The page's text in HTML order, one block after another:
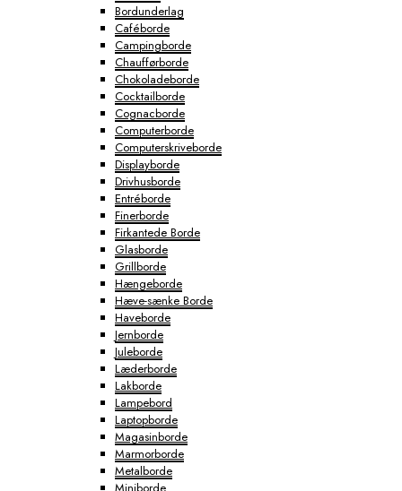
Bordunderlag
Caféborde
Campingborde
Chaufførborde
Chokoladeborde
Cocktailborde
Cognacborde
Computerborde
Computerskriveborde
Displayborde
Drivhusborde
Entréborde
Finerborde
Firkantede Borde
Glasborde
Grillborde
Hængeborde
Hæve-sænke Borde
Haveborde
Jernborde
Juleborde
Læderborde
Lakborde
Lampebord
Laptopborde
Magasinborde
Marmorborde
Metalborde